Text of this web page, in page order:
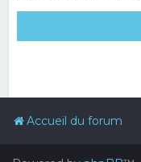
Accueil du forum